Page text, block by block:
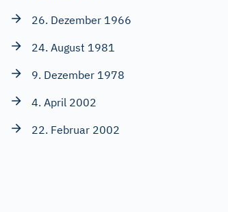
26. Dezember 1966
24. August 1981
9. Dezember 1978
4. April 2002
22. Februar 2002